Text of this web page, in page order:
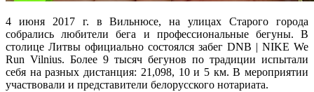
4 июня 2017 г. в Вильнюсе, на улицах Старого города
собрались любители бега и профессиональные бегуны. В
столице Литвы официально состоялся забег DNB | NIKE We
Run Vilnius. Более 9 тысяч бегунов по традиции испытали
себя на разных дистанция: 21,098, 10 и 5 км. В мероприятии
участвовали и представители белорусского нотариата.